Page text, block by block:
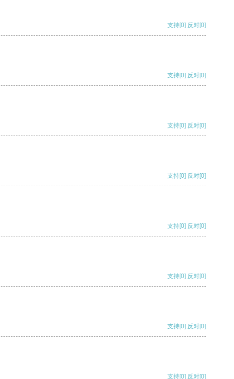
支持[0] 反对[0]
支持[0] 反对[0]
支持[0] 反对[0]
支持[0] 反对[0]
支持[0] 反对[0]
支持[0] 反对[0]
支持[0] 反对[0]
支持[0] 反对[0]